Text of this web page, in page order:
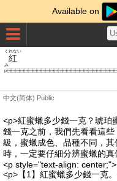
Available on
紅
くれない
中文(简体) Public
<p>紅蜜蠟多少錢一克？琥珀
錢一克之前，我們先看看這
級，蜜蠟成色、品種不同，
時，一定要仔細分辨蜜蠟的
<p style="text-align:
<p>【1】紅蜜蠟多少錢一克